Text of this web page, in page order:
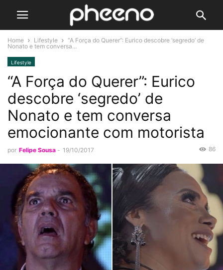
Home Lifestyle
“A Força do Querer”: Eurico descobre ‘segredo’ de
Nonato e tem conversa...
Lifestyle
“A Força do Querer”: Eurico
descobre ‘segredo’ de
Nonato e tem conversa
emocionante com motorista
por Felipe Sousa - 19/10/2017 86